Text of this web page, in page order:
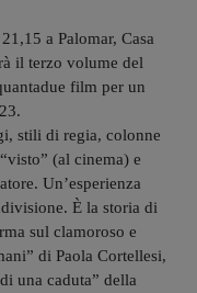
a Palomar, Casa
il terzo volume del
film per un
stili di regia, colonne
(al cinema) e
Un’esperienza
È la storia di
sul clamoroso e
di Paola Cortellesi,
una caduta” della